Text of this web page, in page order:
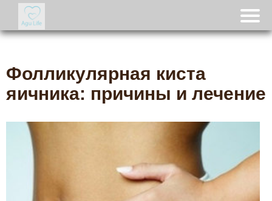
Фолликулярная киста
яичника: причины и лечение